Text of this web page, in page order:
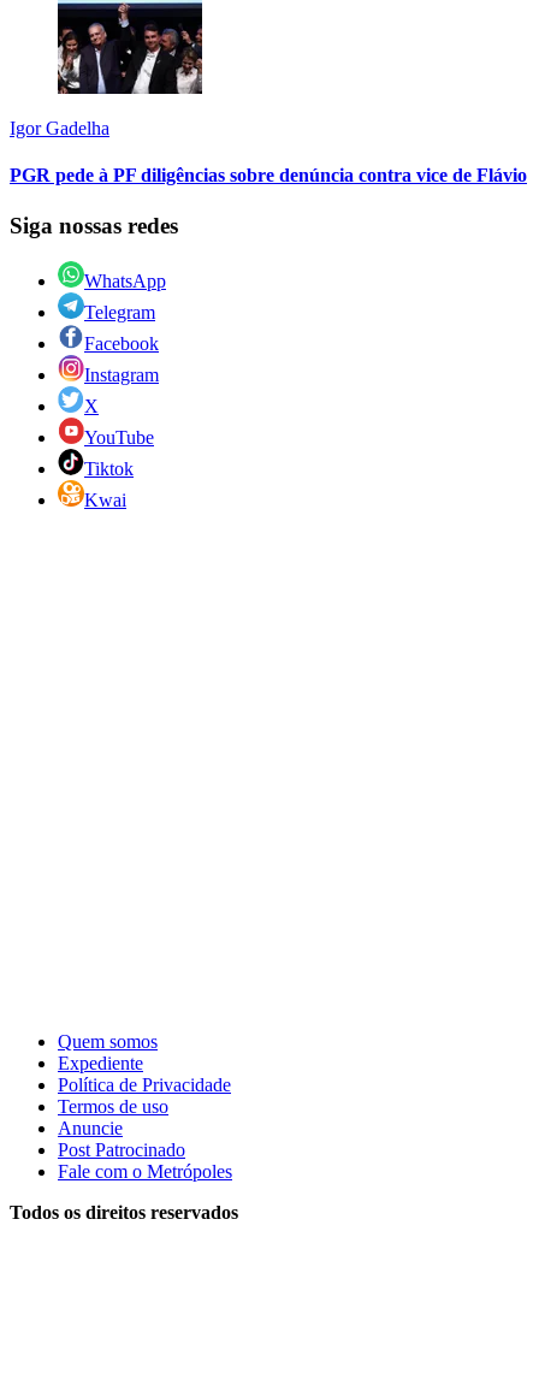
Igor Gadelha
PGR pede à PF diligências sobre denúncia contra vice de Flávio
Siga nossas redes
WhatsApp
Telegram
Facebook
Instagram
X
YouTube
Tiktok
Kwai
Quem somos
Expediente
Política de Privacidade
Termos de uso
Anuncie
Post Patrocinado
Fale com o Metrópoles
Todos os direitos reservados